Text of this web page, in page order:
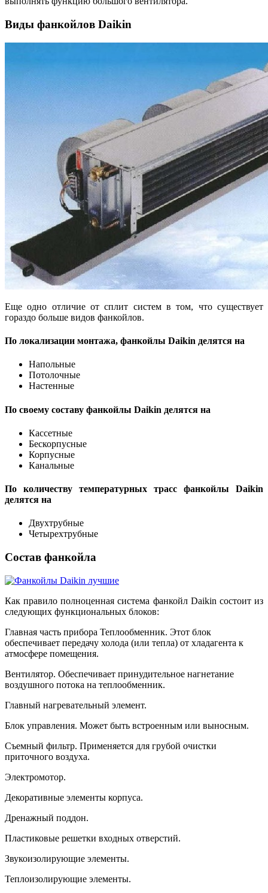
Виды фанкойлов Daikin
Еще одно отличие от сплит систем в том, что существует
гораздо больше видов фанкойлов.
По локализации монтажа, фанкойлы Daikin делятся на
Напольные
Потолочные
Настенные
По своему составу фанкойлы Daikin делятся на
Кассетные
Бескорпусные
Корпусные
Канальные
По количеству температурных трасс фанкойлы Daikin
делятся на
Двухтрубные
Четырехтрубные
Состав фанкойла
Как правило полноценная система фанкойл Daikin состоит из
следующих функциональных блоков:
Главная часть прибора Теплообменник. Этот блок
обеспечивает передачу холода (или тепла) от хладагента к
атмосфере помещения.
Вентилятор. Обеспечивает принудительное нагнетание
воздушного потока на теплообменник.
Главный нагревательный элемент.
Блок управления. Может быть встроенным или выносным.
Съемный фильтр. Применяется для грубой очистки
приточного воздуха.
Электромотор.
Декоративные элементы корпуса.
Дренажный поддон.
Пластиковые решетки входных отверстий.
Звукоизолирующие элементы.
Теплоизолирующие элементы.